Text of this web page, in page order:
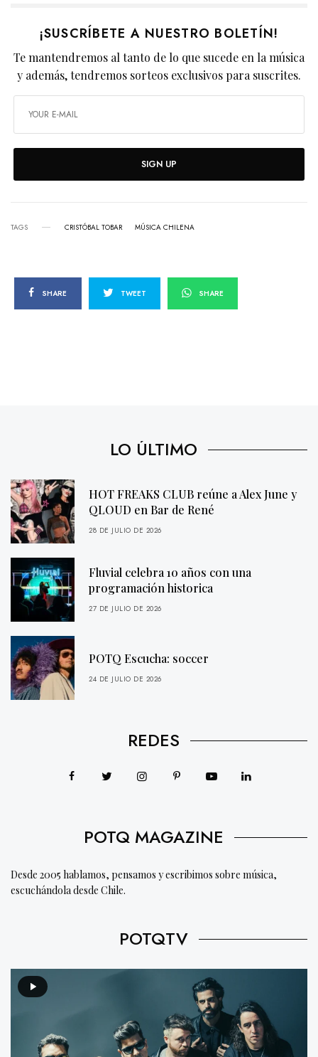
¡SUSCRÍBETE A NUESTRO BOLETÍN!
Te mantendremos al tanto de lo que sucede en la música
y además, tendremos sorteos exclusivos para suscrites.
SIGN UP
TAGS CRISTÓBAL TOBAR MÚSICA CHILENA
SHARE TWEET SHARE
LO ÚLTIMO
HOT FREAKS CLUB reúne a Alex June y
QLOUD en Bar de René
28 DE JULIO DE 2026
Fluvial celebra 10 años con una
programación historica
27 DE JULIO DE 2026
POTQ Escucha: soccer
24 DE JULIO DE 2026
REDES
POTQ MAGAZINE
Desde 2005 hablamos, pensamos y escribimos sobre música,
escuchándola desde Chile.
POTQTV